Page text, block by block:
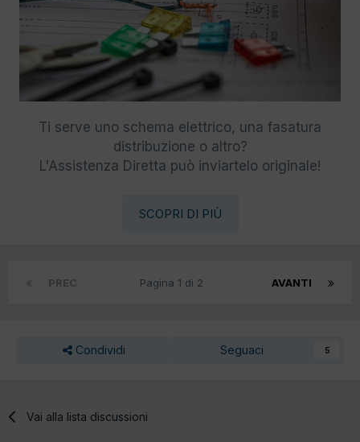
Ti serve uno schema elettrico, una fasatura
distribuzione o altro?
L'Assistenza Diretta può inviartelo originale!
SCOPRI DI PIÙ
PREC AVANTI
Pagina 1 di 2
Condividi Seguaci 5
Vai alla lista discussioni